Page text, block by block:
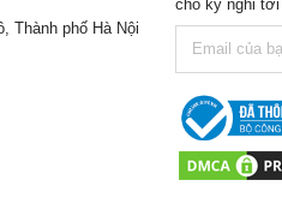
Thành phố Hà Nội
cho kỳ nghỉ